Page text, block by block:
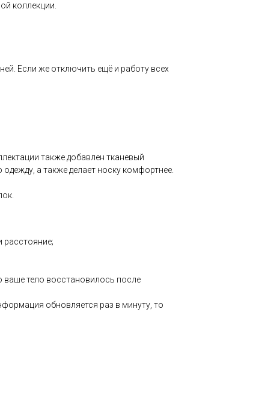
коллекции.
Если же отключить ещё и работу всех
также добавлен тканевый
а также делает носку комфортнее.
расстояние;
ваше тело восстановилось после
обновляется раз в минуту, то